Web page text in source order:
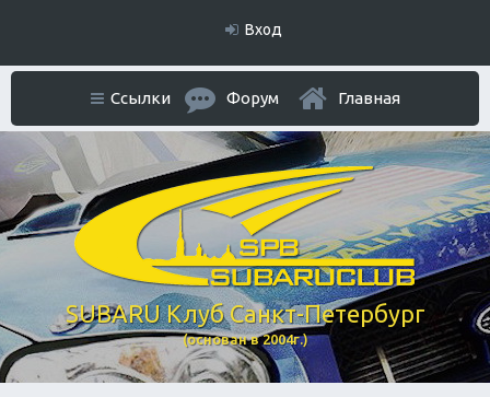
Вход
SUBARU Клуб Санкт-Петербург
(основан в 2004г.)
Ссылки Форум Главная